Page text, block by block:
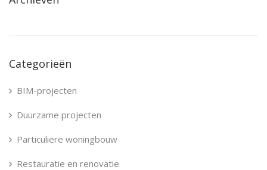
Categorieën
BIM-projecten
Duurzame projecten
Particuliere woningbouw
Restauratie en renovatie